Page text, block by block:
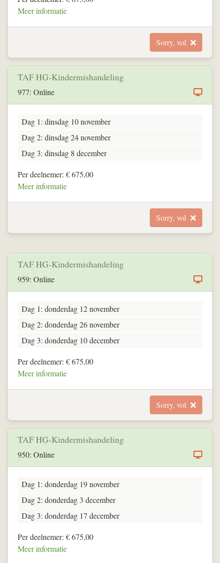
Meer informatie
Sorry, vol
TAF HG-Kindermishandeling
977: Online
Dag 1: dinsdag 10 november
Dag 2: dinsdag 24 november
Dag 3: dinsdag 8 december
Per deelnemer: € 675,00
Meer informatie
Sorry, vol
TAF HG-Kindermishandeling
959: Online
Dag 1: donderdag 12 november
Dag 2: donderdag 26 november
Dag 3: donderdag 10 december
Per deelnemer: € 675,00
Meer informatie
Sorry, vol
TAF HG-Kindermishandeling
950: Online
Dag 1: donderdag 19 november
Dag 2: donderdag 3 december
Dag 3: donderdag 17 december
Per deelnemer: € 675,00
Meer informatie